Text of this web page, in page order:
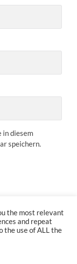
in diesem
speichern.
the most relevant
and repeat
the use of ALL the